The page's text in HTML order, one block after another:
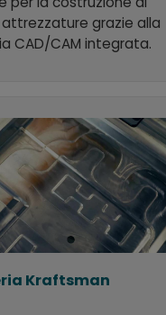
grazie alla
CAD/CAM integrata.
Kraftsman